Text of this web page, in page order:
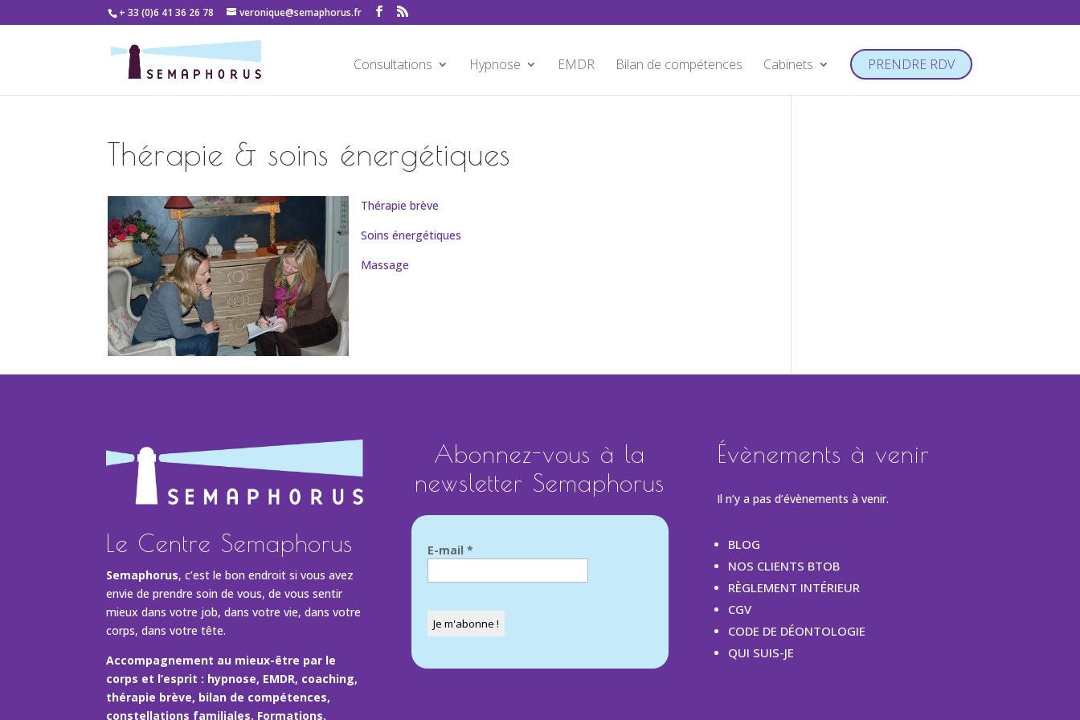
+ 33 (0)6 41 36 26 78 veronique@semaphorus.fr
Consultations Hypnose EMDR Bilan de compétences Cabinets PRENDRE RDV
Thérapie & soins énergétiques
Thérapie brève
Soins énergétiques
Massage
Le Centre Semaphorus
Semaphorus, c’est le bon endroit si vous avez
envie de prendre soin de vous, de vous sentir
mieux dans votre job, dans votre vie, dans votre
corps, dans votre tête.
Accompagnement au mieux-être par le
corps et l’esprit : hypnose, EMDR, coaching,
thérapie brève, bilan de compétences,
constellations familiales. Formations.
Abonnez-vous à la
newsletter Semaphorus
E-mail *
Évènements à venir
Il n’y a pas d’évènements à venir.
BLOG
NOS CLIENTS BTOB
RÈGLEMENT INTÉRIEUR
CGV
CODE DE DÉONTOLOGIE
QUI SUIS-JE